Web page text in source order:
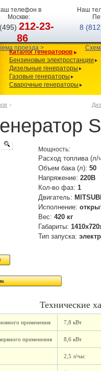
телефон в
Москве:
212-23-
86
проезда >
Наш
8
Каталог генераторов
Бензиновые электростанции
Дизельные генераторы
Газовые генераторы
Сварочные генераторы
>
Мощность:
Расход топлива
Объем бака (л): 50
Напряжение: 220В
Кол-во фаз: 1
Двигатель:
Исполнение:
Вес: 420 кг
Габариты:
Тип запуска:
Технические
применения 7,8 кВт
применения 8,6 кВт
2,5 л/час